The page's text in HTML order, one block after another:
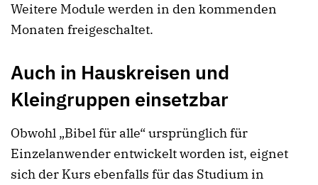
Weitere Module werden in den kommenden
Monaten freigeschaltet.
Auch in Hauskreisen und
Kleingruppen einsetzbar
Obwohl „Bibel für alle“ ursprünglich für
Einzelanwender entwickelt worden ist, eignet
sich der Kurs ebenfalls für das Studium in